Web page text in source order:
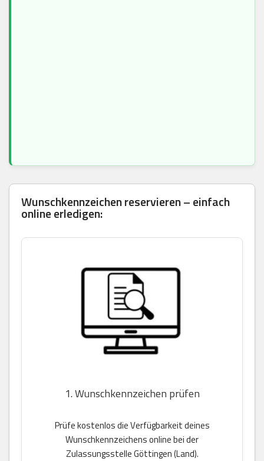
Wunschkennzeichen reservieren – einfach
online erledigen:
1. Wunschkennzeichen prüfen
Prüfe kostenlos die Verfügbarkeit deines
Wunschkennzeichens online bei der
Zulassungsstelle Göttingen (Land).